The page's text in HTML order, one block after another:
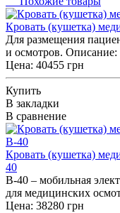
Кровать (кушетка)
Для размещения
и осмотров.
Цена: 40455 грн
Купить
В закладки
В сравнение
Кровать (кушетка)
40
B-40 – мобильная
для медицинских
Цена: 38280 грн